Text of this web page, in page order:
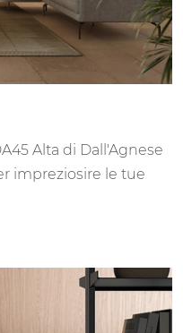
Alta di Dall'Agnese
impreziosire le tue